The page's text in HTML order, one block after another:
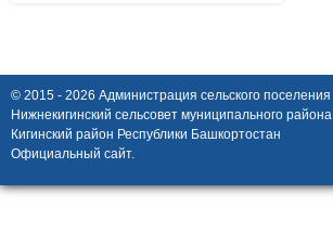
© 2015 - 2026 Администрация сельского поселения
Нижнекигинский сельсовет муниципального района
Кигинский район Республики Башкортостан
Официальный сайт.